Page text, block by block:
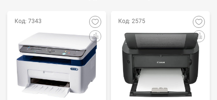
Код: 7343 Код: 2575